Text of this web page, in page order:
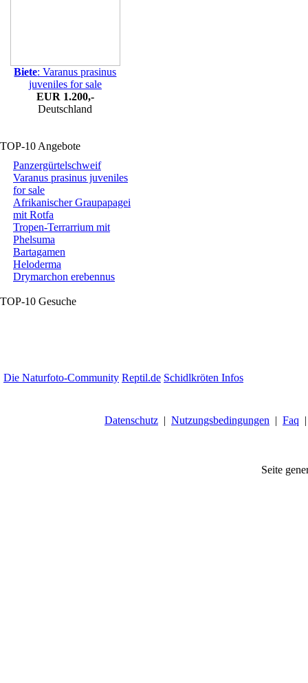
Biete: Varanus prasinus
juveniles for sale
EUR 1.200,-
Deutschland
TOP-10 Angebote
Panzergürtelschweif
Varanus prasinus juveniles
for sale
Afrikanischer Graupapagei
mit Rotfa
Tropen-Terrarrium mit
Phelsuma
Bartagamen
Heloderma
Drymarchon erebennus
TOP-10 Gesuche
Die Naturfoto-Community Reptil.de Schidlkröten Infos
Datenschutz | Nutzungsbedingungen | Faq
Seite